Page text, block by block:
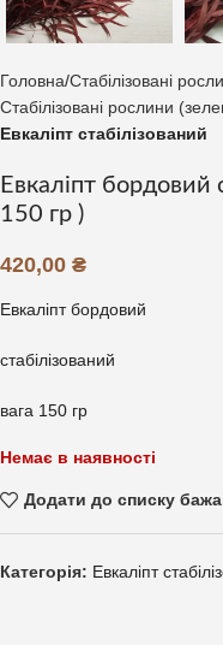
Головна Стабілізовані
Стабілізовані рослини
Евкаліпт стабілізований
Евкаліпт бордовий
150 гр )
420,00 ₴
Евкаліпт бордовий
стабілізований
вага 150 гр
Немає в наявності
Додати до списку
Категорія: Евкаліпт